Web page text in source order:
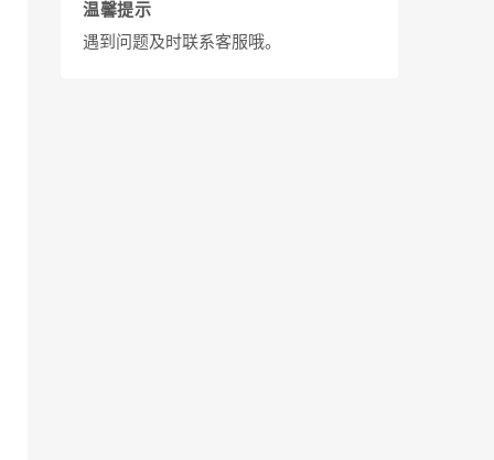
温馨提示
遇到问题及时联系客服哦。